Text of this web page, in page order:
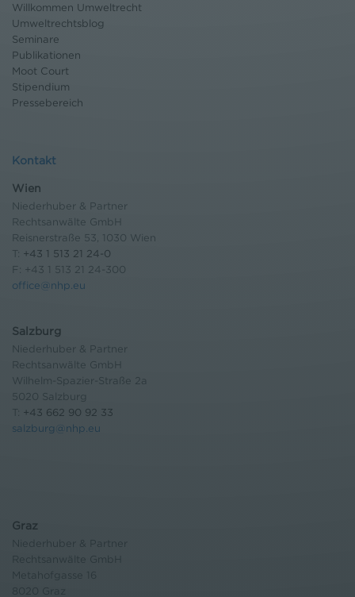
Willkommen Umweltrecht
Umweltrechtsblog
Seminare
Publikationen
Moot Court
Stipendium
Pressebereich
Kontakt
Wien
Niederhuber & Partner
Rechtsanwälte GmbH
Reisnerstraße 53, 1030 Wien
T: +43 1 513 21 24-0
F: +43 1 513 21 24-300
office@nhp.eu
Salzburg
Niederhuber & Partner
Rechtsanwälte GmbH
Wilhelm-Spazier-Straße 2a
5020 Salzburg
T: +43 662 90 92 33
salzburg@nhp.eu
Graz
Niederhuber & Partner
Rechtsanwälte GmbH
Metahofgasse 16
8020 Graz